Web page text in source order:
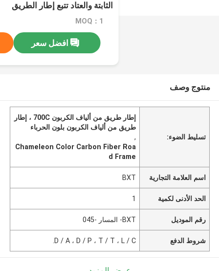
الثابتة والعتاد تتبع إطار الطريق
MOQ：1
افضل سعر
منتوج وصف
تسليط الضوء:
إطار طريق من ألياف الكربون 700C ، إطار
طريق من ألياف الكربون بلون الحرباء
,
Chameleon Color Carbon Fiber Roa
d Frame
اسم العلامة التجارية BXT
الحد الأدنى لكمية 1
رقم الموديل BXT- المسار -045
شروط الدفع D / A ، D / P ، T / T ، L / C.